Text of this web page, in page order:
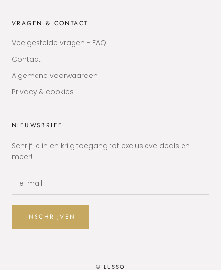
VRAGEN & CONTACT
Veelgestelde vragen - FAQ
Contact
Algemene voorwaarden
Privacy & cookies
NIEUWSBRIEF
Schrijf je in en krijg toegang tot exclusieve deals en
meer!
INSCHRIJVEN
© LUSSO